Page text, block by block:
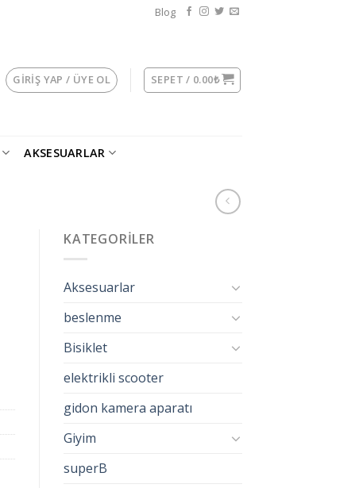
Blog
GIRIŞ YAP / ÜYE OL SEPET / 0.00₺
AKSESUARLAR
KATEGORILER
Aksesuarlar
beslenme
Bisiklet
elektrikli scooter
gidon kamera aparatı
Giyim
superB